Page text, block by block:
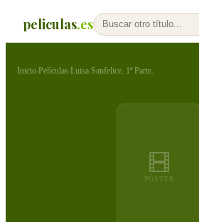
peliculas.es
Inicio›Películas›Luisa Sanfelice. 1ª Parte.
PÓSTER